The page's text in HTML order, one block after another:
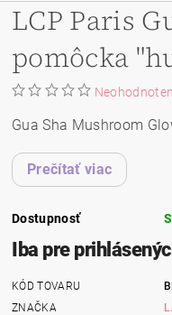
LCP Paris
pomôcka
Gua Sha Mushroom
Prečítať viac
Dostupnosť
Iba pre
KÓD TOVARU
ZNAČKA